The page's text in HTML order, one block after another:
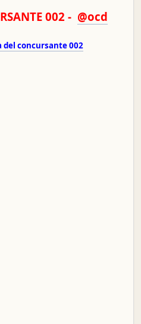
002 - @ocd
del concursante 002